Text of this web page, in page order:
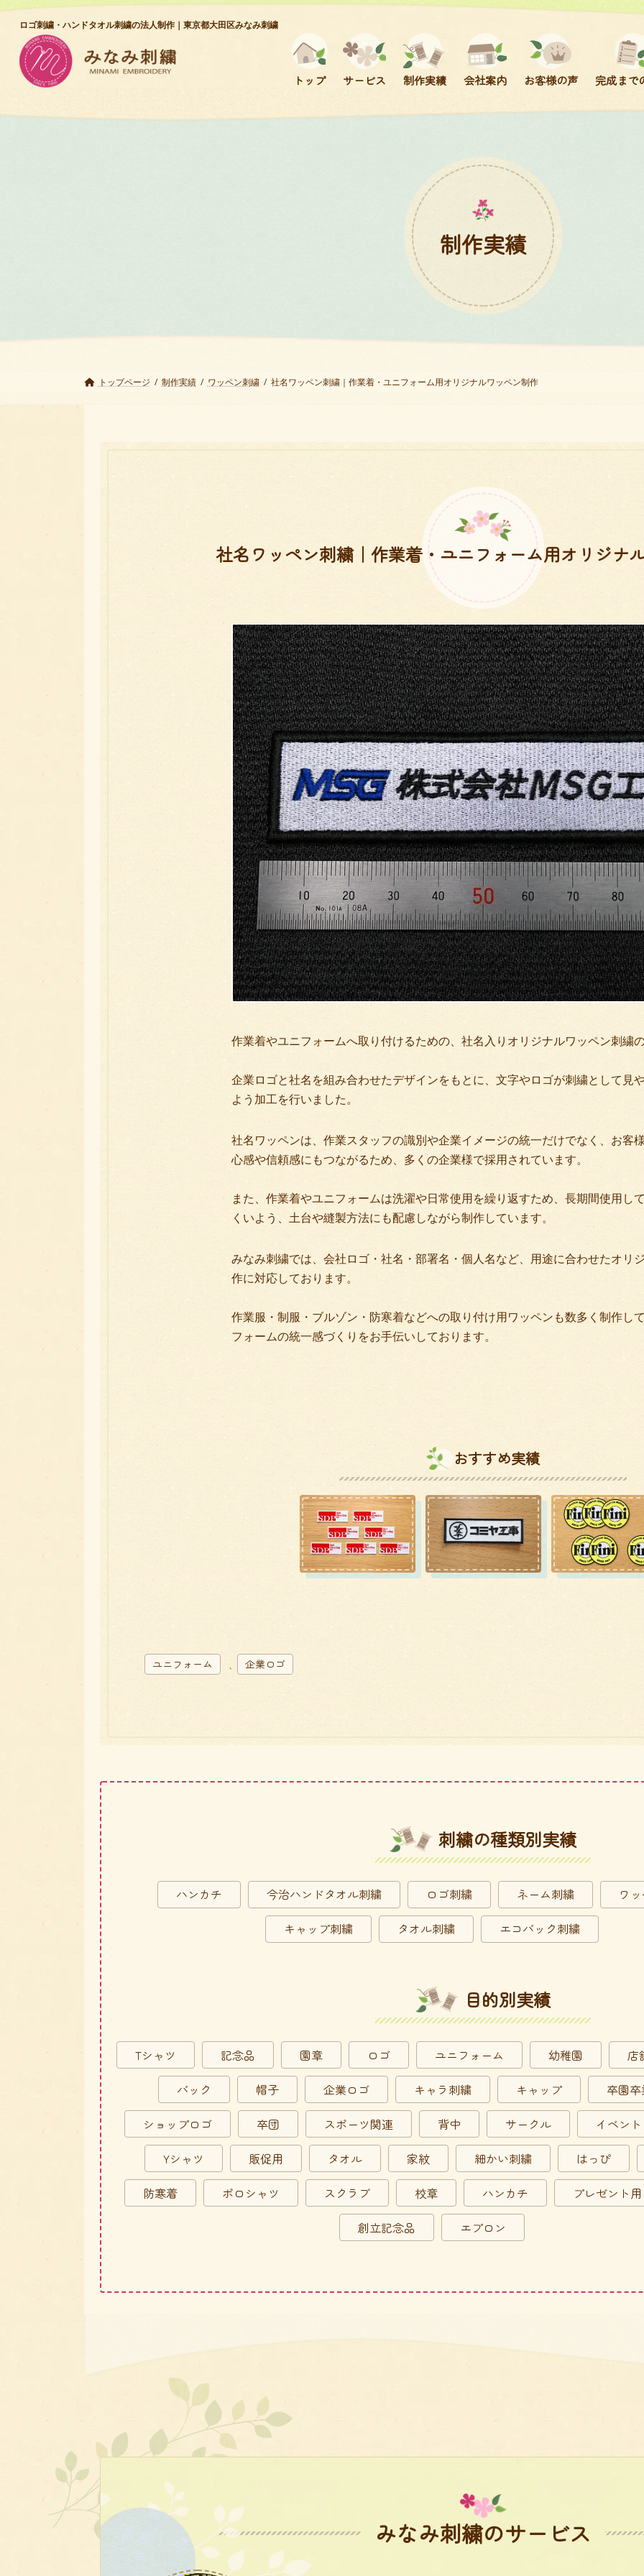
コ
ナ
ロゴ刺繍・ハンドタオル刺繍の法人制作｜東京都大田区みなみ刺繍
トップ
サービス
ワッペン刺繍
キャップ刺繍
糸・書体について
制作実績 会社案内 お客様の声 完成まで
制作実績
トップページ 制作実績 ワッペン刺繍 社名ワッペン刺繍｜作業着・ユニフォーム用オリジナルワッペン制作
社名ワッペン刺繍｜作業着・ユニフォーム用オリジナ
作業着やユニフォームへ取り付けるための、社名入りオリジナルワッペン刺繍
企業ロゴと社名を組み合わせたデザインをもとに、文字やロゴが刺繍として見
よう加工を行いました。
社名ワッペンは、作業スタッフの識別や企業イメージの統一だけでなく、お客
心感や信頼感にもつながるため、多くの企業様で採用されています。
また、作業着やユニフォームは洗濯や日常使用を繰り返すため、長期間使用し
くいよう、土台や縫製方法にも配慮しながら制作しています。
みなみ刺繍では、会社ロゴ・社名・部署名・個人名など、用途に合わせたオリ
作に対応しております。
作業服・制服・ブルゾン・防寒着などへの取り付け用ワッペンも数多く制作し
フォームの統一感づくりをお手伝いしております。
おすすめ実績
ユニフォーム 、 企業ロゴ
刺繍の種類別実績
ハンカチ 今治ハンドタオル刺繍 ロゴ刺繍 ネーム刺繍
ワ
キャップ刺繍
タオル刺繍 エコバック刺繍
目的別実績
Tシャツ 記念品 園章 ロゴ ユニフォーム 幼稚園
店
バック
帽子 企業ロゴ キャラ刺繍 キャップ
卒園
ショップロゴ
卒団 スポーツ関連 背中 サークル
イベント
Yシャツ
販促用 タオル 家紋 細かい刺繍
はっぴ
防寒着
ポロシャツ スクラブ 校章 ハンカチ
プレゼント用
創立記念品
エプロン
みなみ刺繍のサービス